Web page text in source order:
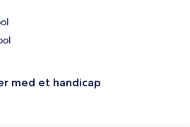
med et handicap